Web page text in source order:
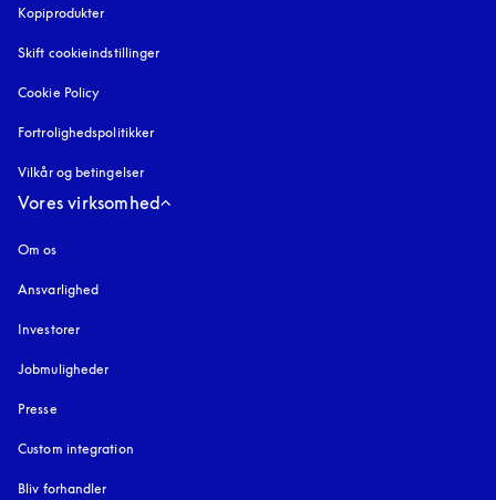
Kopiprodukter
Skift cookieindstillinger
Cookie Policy
Fortrolighedspolitikker
Vilkår og betingelser
Vores virksomhed
Om os
Ansvarlighed
Investorer
Jobmuligheder
Presse
Custom integration
Bliv forhandler